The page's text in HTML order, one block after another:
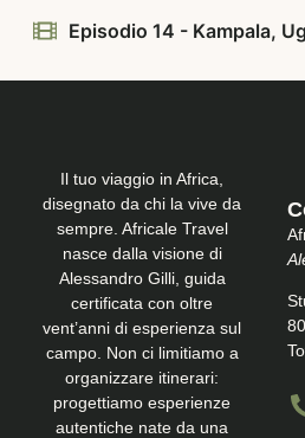
Episodio 14 - Kampala,
Il tuo viaggio in Africa,
disegnato da chi la vive da
sempre. Africale Travel
nasce dalla visione di
Alessandro Gilli, guida
certificata con oltre
vent’anni di esperienza sul
campo. Non ci limitiamo a
organizzare itinerari:
progettiamo esperienze
autentiche nate da una